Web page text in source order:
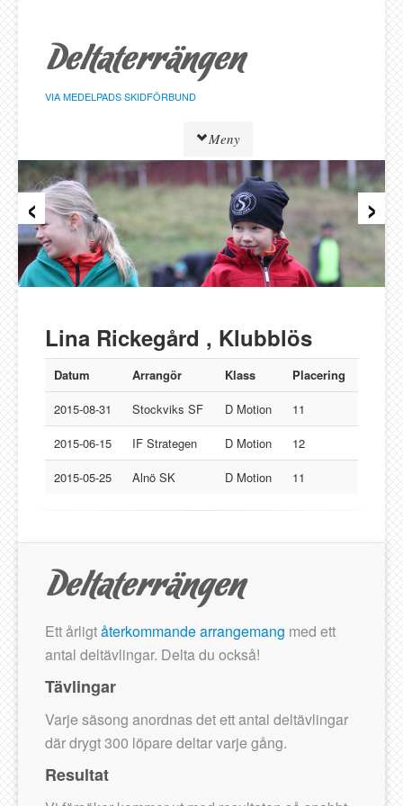
sidans
innehåll
VIA MEDELPADS SKIDFÖRBUND
Meny
Tävlingar
Resultat
Löpare
Klasser
Föreningar
Bergeforsen SK
IF Strategen
Lucksta IF
Matfors SK
Njurunda SK
Gästbok
‹ ›
Lina Rickegård , Klubblös
Datum Arrangör Klass
Placering
2015-08-31
Stockviks SF D Motion
11
2015-06-15
IF Strategen D Motion
12
2015-05-25
Alnö SK D Motion 11
Ett årligtåterkommande arrangemang med ett
antal deltävlingar. Delta du också!
Tävlingar
Varje säsong anordnas det ett antal deltävlingar
där drygt 300 löpare deltar varje gång.
Resultat